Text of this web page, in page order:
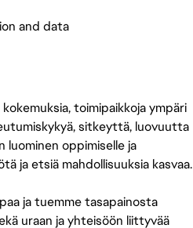
and data
toimipaikkoja ympäri
sitkeyttä, luovuutta
luominen oppimiselle ja
ja etsiä mahdollisuuksia kasvaa.
ja tuemme tasapainosta
uraan ja yhteisöön liittyvää